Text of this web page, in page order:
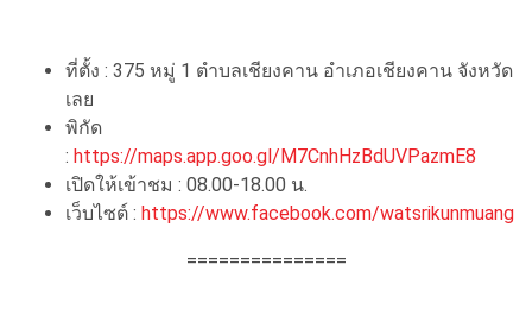
ที่ตั้ง : 375 หมู่ 1 ตําบลเชียงคาน อําเภอเชียงคาน จังหวัด
เลย
พิกัด
: https://maps.app.goo.gl/M7CnhHzBdUVPazmE8
เปิดให้เข้าชม : 08.00-18.00 น.
เว็บไซต์ : https://www.facebook.com/watsrikunmuang
===============